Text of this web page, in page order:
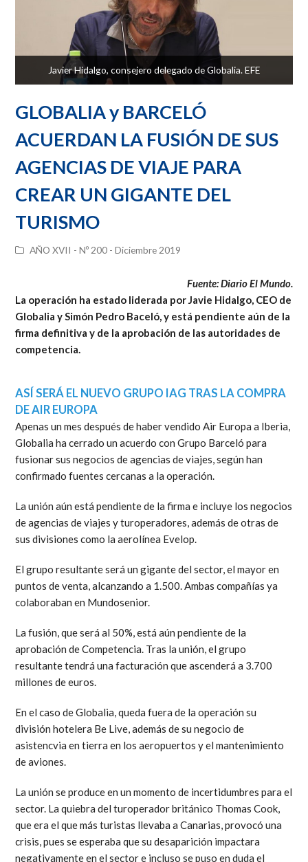
Javier Hidalgo, consejero delegado de Globalia. EFE
GLOBALIA y BARCELÓ
ACUERDAN LA FUSIÓN DE SUS
AGENCIAS DE VIAJE PARA
CREAR UN GIGANTE DEL
TURISMO
AÑO XVII - Nº 200 - Diciembre 2019
Fuente: Diario El Mundo.
La operación ha estado liderada por Javie Hidalgo, CEO de
Globalia y Simón Pedro Baceló, y está pendiente aún de la
firma definitiva y de la aprobación de las autoridades de
competencia.
ASÍ SERÁ EL NUEVO GRUPO IAG TRAS LA COMPRA
DE AIR EUROPA
Apenas un mes después de haber vendido Air Europa a Iberia,
Globalia ha cerrado un acuerdo con Grupo Barceló para
fusionar sus negocios de agencias de viajes, según han
confirmado fuentes cercanas a la operación.
La unión aún está pendiente de la firma e incluye los negocios
de agencias de viajes y turoperadores, además de otras de
sus divisiones como la aerolínea Evelop.
El grupo resultante será un gigante del sector, el mayor en
puntos de venta, alcanzando a 1.500. Ambas compañías ya
colaboraban en Mundosenior.
La fusión, que será al 50%, está aún pendiente de la
aprobación de Competencia. Tras la unión, el grupo
resultante tendrá una facturación que ascenderá a 3.700
millones de euros.
En el caso de Globalia, queda fuera de la operación su
división hotelera Be Live, además de su negocio de
asistencvia en tierra en los aeropuertos y el mantenimiento
de aviones.
La unión se produce en un momento de incertidumbres para el
sector. La quiebra del turoperador británico Thomas Cook,
que era el que más turistas llevaba a Canarias, provocó una
crisis, pues se esperaba que su desaparición impactara
negativamente en el sector e incluso se puso en duda el